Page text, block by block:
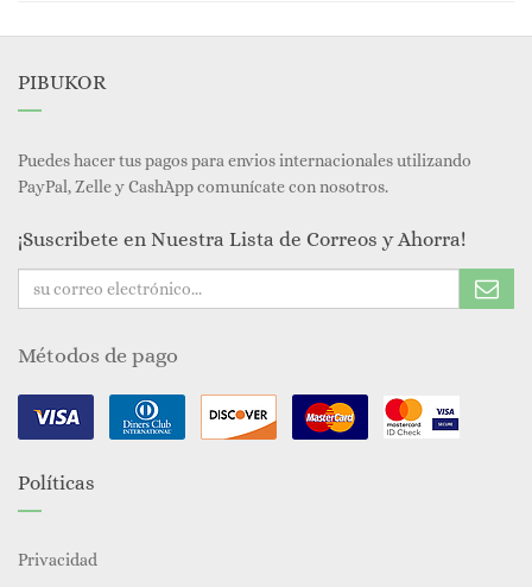
PIBUKOR
Puedes hacer tus pagos para envios internacionales utilizando
PayPal, Zelle y CashApp comunícate con nosotros.
¡Suscribete en Nuestra Lista de Correos y Ahorra!
Métodos de pago
Políticas
Privacidad